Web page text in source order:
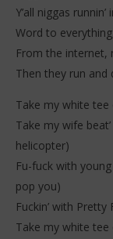
Y’all niggas
Word to
From the internet,
Then they run
Take my white
Take my wife
helicopter)
Fu-fuck with
pop you)
Fuckin’ with
Take my white tee